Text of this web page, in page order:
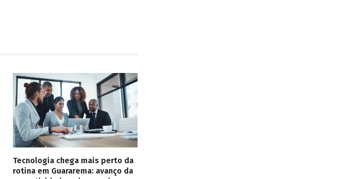
Tecnologia chega mais perto da
rotina em Guararema: avanço da